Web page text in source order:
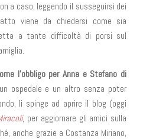
a caso, leggendo il susseguirsi dei
viene da chiedersi come sia
a tante difficoltà di porsi sul
l’obbligo per Anna e Stefano di
ospedale e un altro senza poter
li spinge ad aprire il blog (oggi
, per aggiornare gli amici sulla
anche grazie a Costanza Miriano,